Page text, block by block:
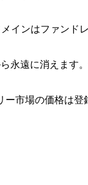
インはファンド
永遠に消えます
市場の価格は登